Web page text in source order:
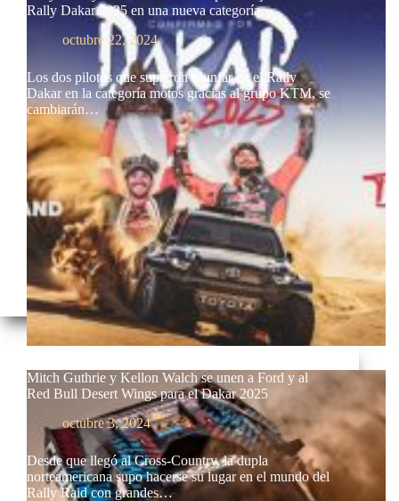
Rally Dakar 2025 en una nueva categoría
octubre 22, 2024
Los dos pilotos que supieron triunfar en el Rally
Dakar en la categoría motos gracias al grupo KTM, se
cambiarán…
Mitch Guthrie y Kellon Walch se unen a Ford y al
Red Bull Desert Wings para el Dakar 2025
octubre 3, 2024
Desde que llegó al Cross-Country, la dupla
norteamericana supo hacerse su lugar en el mundo del
Rally Raid con grandes…